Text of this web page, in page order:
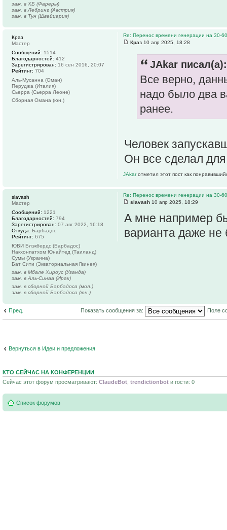
зам. в ХБ (Фареры)
зам. в Лебринг (Австрия)
зам. в Тун (Швейцария)
Re: Перенос времени генерации на 30-
Краз 10 апр 2025, 18:28
JAkar писал(а):
Все верно,
надо было два
ранее.
Человек
Он все сделал
JAkarотметил этот пост как
Краз
Мастер
Сообщений: 1514
Благодарностей: 412
Зарегистрирован: 16 сен 2016, 20:07
Рейтинг: 704
Аль-Мусанна (Оман)
Перуджа (Италия)
Сьерра (Сьерра Леоне)
Сборная Омана (юн.)
Re: Перенос времени генерации на 30-
slavash 10 апр 2025, 18:29
А мне например
варианта даже не
slavash
Мастер
Сообщений: 1221
Благодарностей: 794
Зарегистрирован: 07 авг 2022, 16:18
Откуда: Барбадос
Рейтинг: 675
ЮВИ Блэкбердс (Барбадос)
Накхонпатхом Юнайтед (Таиланд)
Сумы (Украина)
Бат Сити (Экваториальная Гвинея)
зам. в Мбале Хироус (Уганда)
зам. в Аль-Синаа (Ирак)
зам. в сборной Барбадоса (мол.)
зам. в сборной Барбадоса (юн.)
Пред. Показать сообщения за: Поле
Вернуться в Идеи и предложения
КТО СЕЙЧАС НА КОНФЕРЕНЦИИ
Сейчас этот форум просматривают: ClaudeBot trendictionbot и гости: 0
Список форумов